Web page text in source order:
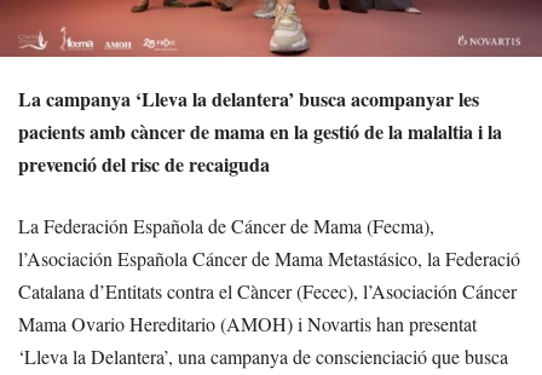
La campanya ‘Lleva la delantera’ busca acompanyar les
pacients amb càncer de mama en la gestió de la malaltia i la
prevenció del risc de recaiguda
La Federación Española de Cáncer de Mama (Fecma),
l’Asociación Española Cáncer de Mama Metastásico, la Federació
Catalana d’Entitats contra el Càncer (Fecec), l’Asociación Cáncer
Mama Ovario Hereditario (AMOH) i Novartis han presentat
‘Lleva la Delantera’, una campanya de conscienciació que busca